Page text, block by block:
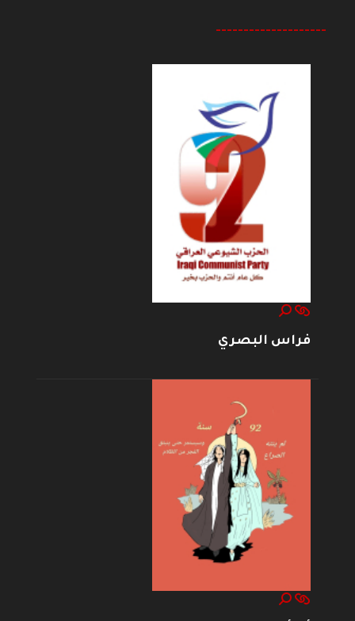
--------------------
فراس البصري